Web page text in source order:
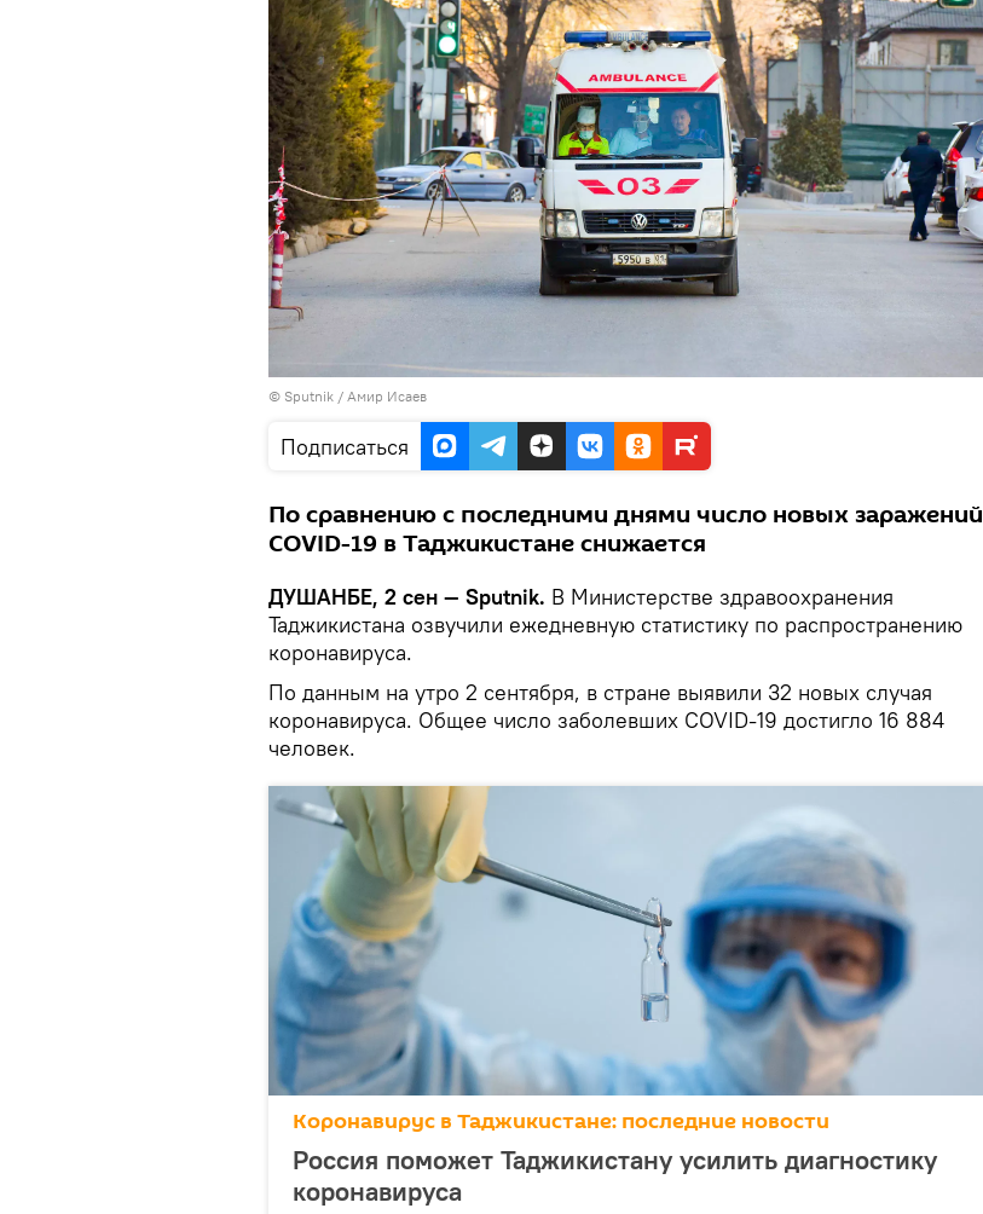
© Sputnik / Амир Исаев
Подписаться
По сравнению с последними днями число новых заражений
COVID-19 в Таджикистане снижается
ДУШАНБЕ, 2 сен — Sputnik. В Министерстве здравоохранения
Таджикистана озвучили ежедневную статистику по распространению
коронавируса.
По данным на утро 2 сентября, в стране выявили 32 новых случая
коронавируса. Общее число заболевших COVID-19 достигло 16 884
человек.
Коронавирус в Таджикистане: последние новости
Россия поможет Таджикистану усилить диагностику
коронавируса